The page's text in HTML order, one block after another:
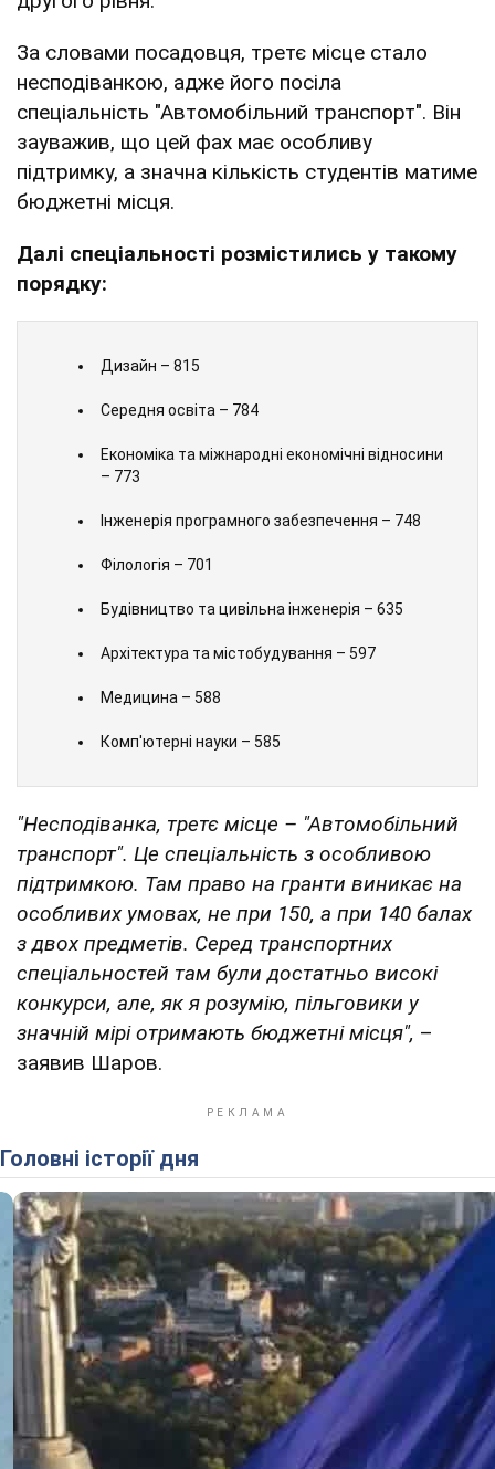
Про це Шаровповідомив
під час засідання
круглого столу в Укрінформ. Так, на першому
місці опинилася "Психологія", де
першокурсникам надано 1867 грантів, з яких
1634 – першого рівня і 233 – другого. На
другій сходинці "Право" – 1111 грантів, усі
другого рівня.
несподіванкою, адже його посіла
зауважив, що цей фах має особливу
підтримку, а значна кількість студентів матиме
бюджетні місця.
Далі спеціальності розмістились у такому
порядку:
Дизайн – 815
Середня освіта – 784
Економіка та міжнародні економічні відносини
Філологія – 701
Будівництво та цивільна інженерія – 635
Медицина – 588
Комп'ютерні науки – 585
"Несподіванка, третє місце – "Автомобільний
підтримкою. Там право на гранти виникає на
особливих умовах, не при 150, а при 140 балах
з двох предметів. Серед транспортних
спеціальностей там були достатньо високі
конкурси, але, як я розумію, пільговики у
значній мірі отримають бюджетні місця",–
заявив Шаров.
Головні історії дня